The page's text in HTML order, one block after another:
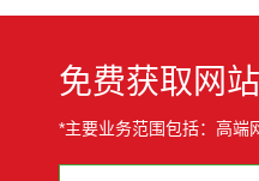
免费获取网
*主要业务范围包括：高端